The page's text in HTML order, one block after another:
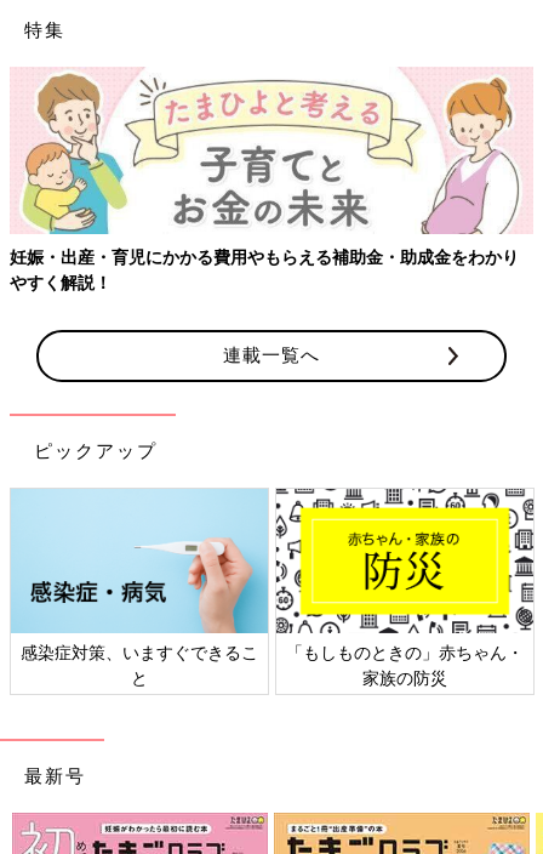
特集
かる費用やもらえる補助金・助成金をわかり 【ワクチン接種でき
連載一覧へ
ピックアップ
対策、いますぐできるこ
「もしものときの」赤ちゃん・
家族の防災
日本
最新号